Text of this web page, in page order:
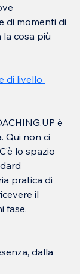
di momenti di
la cosa più
di livello
è
Qui non ci
lo spazio
pratica di
il
fase.
dalla